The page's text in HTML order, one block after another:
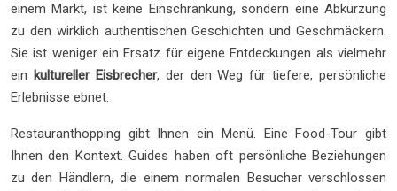
einem Markt, ist keine Einschränkung, sondern eine Abkürzung
zu den wirklich authentischen Geschichten und Geschmäckern.
Sie ist weniger ein Ersatz für eigene Entdeckungen als vielmehr
ein kultureller Eisbrecher, der den Weg für tiefere, persönliche
Erlebnisse ebnet.
Restauranthopping gibt Ihnen ein Menü. Eine Food-Tour gibt
Ihnen den Kontext. Guides haben oft persönliche Beziehungen
zu den Händlern, die einem normalen Besucher verschlossen